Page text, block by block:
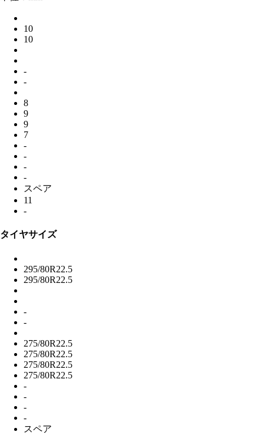
10
10
-
-
8
9
9
7
-
-
-
-
スペア
11
-
タイヤサイズ
295/80R22.5
295/80R22.5
-
-
275/80R22.5
275/80R22.5
275/80R22.5
275/80R22.5
-
-
-
-
スペア